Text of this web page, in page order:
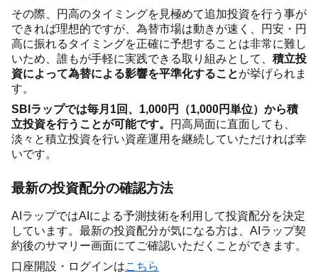
その際、円高のタイミングを見極めて追加投資を行う事が
できれば理想的ですが、為替市場は動きが速く、円安・円
高に振れるタイミングを正確に予想することは非常に難し
いため、誰もが手軽に実践できる取り組みとして、 積立投
資によって為替による影響を平準化することが挙げられま
す。
SBIラップでは毎月1回、1,000円（1,000円単位）から積
立投資を行うことが可能です。
円高局面に直面しても、
淡々と積立投資を行い資産運用を継続していただければ幸
いです。
最新の投資配分の確認方法
AIラップではAIによる予測技術を利用して投資配分を決定
しています。最新の投資配分が気になる方は、AIラップ契
約後のサマリー画面にてご確認いただくことができます。
口座開設・ログインはこちら